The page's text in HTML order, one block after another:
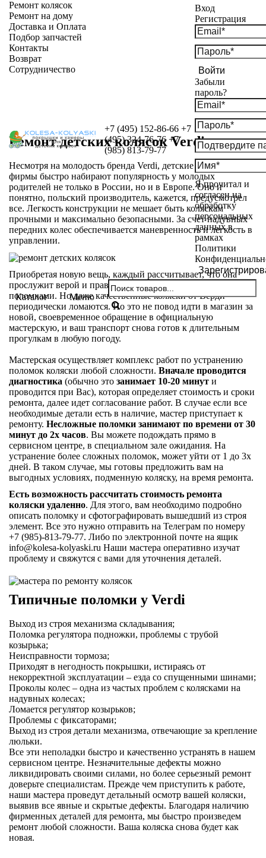
+7 (495) 152-86-66 +7
(495) 324-76-76 +7
(985) 813-79-77
Вход
Регистрация
Войти
Забыли
пароль?
Я прочитал и
согласен на
обработку
персональных
данных в
рамках
Политики
Каталог Меню
Ремонт колясок
Ремонт на дому
Доставка и Оплата
Подбор запчастей
Контакты
Возврат
Сотрудничество
Ремонт детских колясок Verdi
Несмотря на молодость бренда Verdi, детские коляски этой
фирмы быстро набирают популярность у молодых
родителей не только в России, но и в Европе. Оно и
понятно, польский производитель, кажется, предусмотрел
все. Легкость конструкции не мешает быть коляскам
прочными и максимально безопасными. За счет надувных
передних колес обеспечивается маневренность и легкость в
управлении.
Приобретая новую вещь, каждый рассчитывает, что она
прослужит верой и правдой многие годы, не огорчая
поломками. Но даже качественные коляски от Верди
периодически ломаются. Но это не повод идти в магазин за
новой, своевременное обращение в официальную
мастерскую, и ваш транспорт снова готов к длительным
прогулкам в любую погоду.
Мастерская осуществляет комплекс работ по устранению
поломок коляски любой сложности. Вначале проводится
диагностика (обычно это занимает 10-20 минут и
проводится при Вас), которая определяет стоимость и сроки
ремонта, далее идет согласование работ. В случае если все
необходимые детали есть в наличие, мастер приступает к
ремонту. Несложные поломки занимают по времени от 30
минут до 2х часов. Вы можете подождать прямо в
сервисном центре, в специальном зале ожидания. На
устранение более сложных поломок, может уйти от 1 до 3х
дней. В таком случае, мы готовы предложить вам на
выгодных условиях, подменную коляску, на время ремонта.
Есть возможность рассчитать стоимость ремонта
коляски удаленно. Для этого, вам необходимо подробно
описать поломку и сфотографировать вышедший из строя
элемент. Все это нужно отправить на Телеграм по номеру
+7 (985)-813-79-77. Либо по электронной почте на ящик
info@kolesa-kolyaski.ru Наши мастера оперативно изучат
проблему и свяжутся с вами для уточнения деталей.
Типичные поломки у Verdi
Выход из строя механизма складывания;
Поломка регулятора подножки, проблемы с трубой
козырька;
Неисправности тормоза;
Приходят в негодность покрышки, истираясь от
некорректной эксплуатации – езда со спущенными шинами;
Проколы колес – одна из частых проблем с колясками на
надувных колесах;
Ломается регулятор козырьков;
Проблемы с фиксаторами;
Выход из строя детали механизма, отвечающие за крепление
люльки.
Все эти неполадки быстро и качественно устранять в нашем
сервисном центре. Незначительные дефекты можно
ликвидировать своими силами, но более серьезный ремонт
доверьте специалистам. Прежде чем приступить к работе,
наши мастера проведут детальный осмотр вашей коляски,
выявив все явные и скрытые дефекты. Благодаря наличию
фирменных деталей для ремонта, мы быстро произведем
ремонт любой сложности. Ваша коляска снова будет как
новая.